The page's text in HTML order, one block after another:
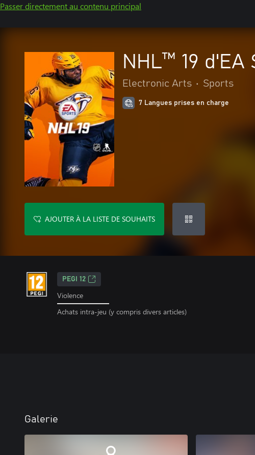
Passer directement au contenu principal
NHL™ 19 d'EA
Electronic Arts • Sports
7 Langues prises en charge
AJOUTER À LA LISTE DE SOUHAITS
PEGI 12
Violence
Achats intra-jeu (y compris divers articles)
Galerie